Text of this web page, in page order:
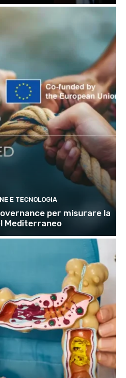
E TECNOLOGIA
per misurare la
Mediterraneo